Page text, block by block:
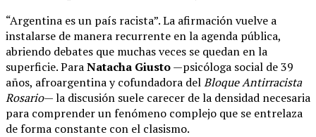
“Argentina es un país racista”. La afirmación vuelve a
instalarse de manera recurrente en la agenda pública,
abriendo debates que muchas veces se quedan en la
superficie. ParaNatacha Giusto—psicóloga social de 39
años, afroargentina y cofundadora delBloque Antirracista
Rosario— la discusión suele carecer de la densidad necesaria
para comprender un fenómeno complejo que se entrelaza
de forma constante con el clasismo.